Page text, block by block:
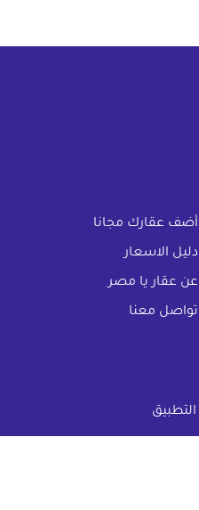
أضف عقارك مجانا
دليل الاسعار
عن عقار يا مصر
تواصل معنا